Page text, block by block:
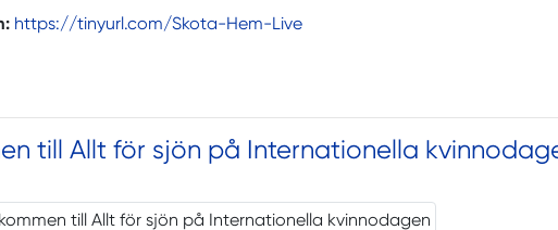
https://tinyurl.com/Skota-Hem-Live
till Allt för sjön på Internationella